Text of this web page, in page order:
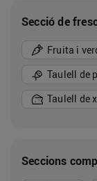
Secció de
Fruita i
Taulell de
Taulell de
Seccions